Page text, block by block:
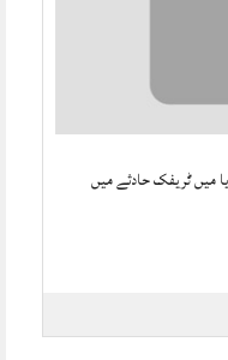
میں ٹریفک حادثے میں